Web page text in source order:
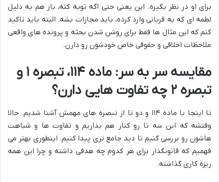
برای او در نظر بگیره. این یعنی حتی اگه توبه کنه، باز هم به دلیل
لطمه ای که به قربانی وارد کرده، باید مجازات بشه. البته باید تاکید
کنم که این مثال ها فقط برای روشن شدن بحثه و پرونده های واقعی
ملاحظات اخلاقی و حقوقی خاص خودشون رو دارن.
مقایسه سر به سر: ماده ۱۱۴، تبصره ۱ و
تبصره ۲ چه تفاوت هایی دارن؟
تا اینجا با ماده ۱۱۴ و دو تا از تبصره های مهمش آشنا شدیم. حالا
وقتشه که این سه تا رو کنار هم بذاریم و تفاوت ها و شباهت
هاشون رو بررسی کنیم تا دید جامع تری پیدا کنیم. اینطوری بهتر می
فهمیم که قانونگذار برای هر کدوم چه هدفی داشته و چرا این همه
ریزه کاری گذاشته.